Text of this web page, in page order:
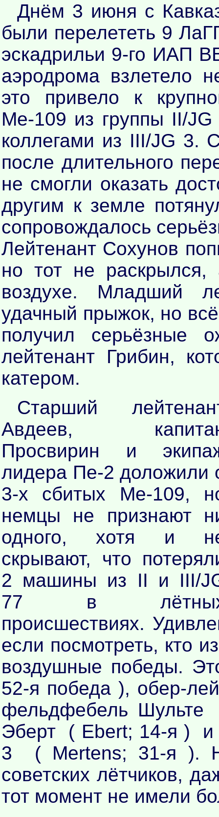
Днём 3 июня с
были перелететь 9
эскадрильи 9-го ИАП
аэродрома взлетело
это привело к
Ме-109 из группы II/
коллегами из III/JG 3.
после длительного
не смогли оказать
другим к земле
сопровождалось
Лейтенант Сохунов
но тот не раскрылся,
воздухе. Младший
удачный прыжок, но
получил серьёзные
лейтенант Грибин,
катером.
Старший
Авдеев,
Просвирин и
лидера Пе-2 доложили
3-х сбитых Ме-109,
немцы не признают
одного, хотя и
скрывают, что
2 машины из II и III/
77 в
происшествиях.
если посмотреть, кто
воздушные победы.
52-я победа ), обер-
фельдфебель
Эберт ( Ebert; 14-я ) и
3 ( Mertens; 31-я ).
советских лётчиков,
тот момент не имели